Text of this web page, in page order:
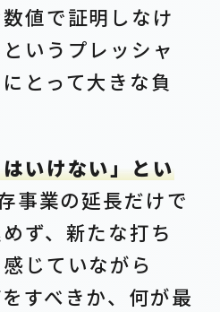
値で証明しなけ
いうプレッシャ
とって大きな負
いけない」とい
事業の延長だけで
ず、新たな打ち
じていながら
すべきか、何が最